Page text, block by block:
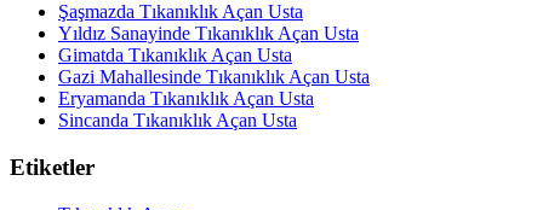
Şaşmazda Tıkanıklık Açan Usta
Yıldız Sanayinde Tıkanıklık Açan Usta
Gimatda Tıkanıklık Açan Usta
Gazi Mahallesinde Tıkanıklık Açan Usta
Eryamanda Tıkanıklık Açan Usta
Sincanda Tıkanıklık Açan Usta
Etiketler